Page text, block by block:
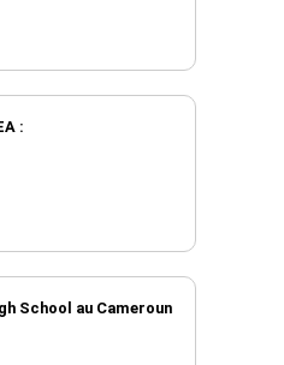
:
School au Cameroun